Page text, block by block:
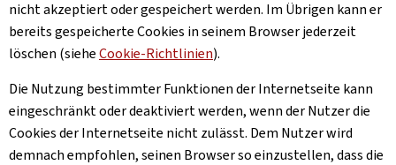
nicht akzeptiert oder gespeichert werden. Im Übrigen kann er
bereits gespeicherteCookies in seinem Browser jederzeit
löschen (sieheCookie-Richtlinien).
Die Nutzung bestimmter Funktionen der Internetseite kann
eingeschränkt oder deaktiviert werden, wenn der Nutzer die
Cookiesder Internetseite nicht zulässt. Dem Nutzer wird
demnach empfohlen, seinen Browser so einzustellen, dass die